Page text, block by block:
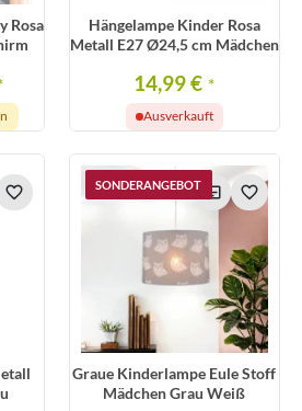
Rosa
Hängelampe Kinder Rosa
Metall E27 Ø24,5 cm Mädchen
14,99 € *
Ausverkauft
SONDERANGEBOT
Graue Kinderlampe Eule Stoff
Mädchen Grau Weiß